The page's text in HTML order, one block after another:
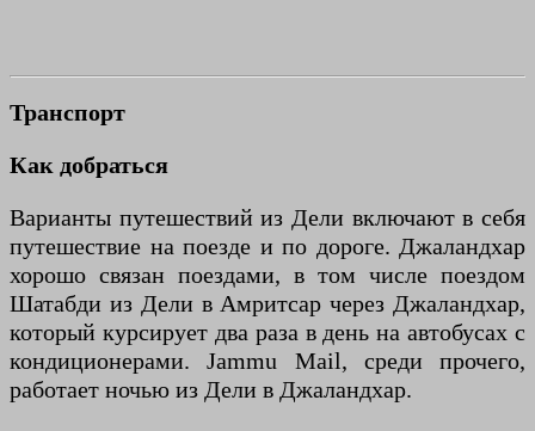
Транспорт
Как добраться
Варианты путешествий из Дели включают в себя
путешествие на поезде и по дороге. Джаландхар
хорошо связан поездами, в том числе поездом
Шатабди из Дели в Амритсар через Джаландхар,
который курсирует два раза в день на автобусах с
кондиционерами. Jammu Mail, среди прочего,
работает ночью из Дели в Джаландхар.